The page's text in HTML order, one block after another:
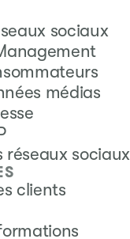
sociaux
médias
réseaux sociaux
clients